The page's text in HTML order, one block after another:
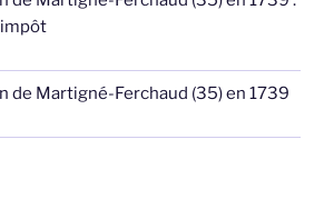
de Martigné-Ferchaud (35) en 1739